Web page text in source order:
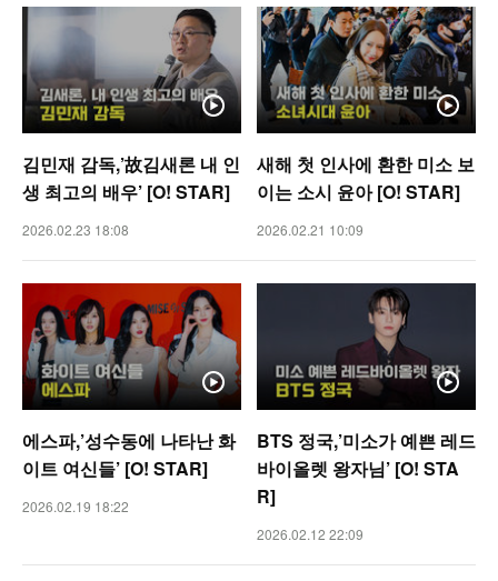
김민재 감독,’故김새론 내 인
생 최고의 배우’ [O! STAR]
2026.02.23 18:08
새해 첫 인사에 환한 미소 보
이는 소시 윤아 [O! STAR]
2026.02.21 10:09
에스파,’성수동에 나타난 화
이트 여신들’ [O! STAR]
2026.02.19 18:22
BTS 정국,’미소가 예쁜 레드
바이올렛 왕자님’ [O! STA
R]
2026.02.12 22:09